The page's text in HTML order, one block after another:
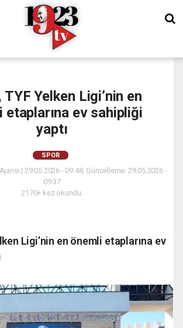
TYF Yelken Ligi’nin en
etaplarına ev sahipliği
yaptı
SPOR
| 29.05.2026 - 09:48, Güncelleme: 29.05.2026 -
09:37
2170+ kez okundu.
Ligi’nin en önemli etaplarına ev